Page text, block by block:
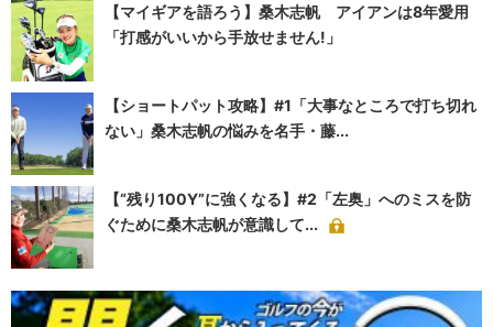
【マイギアを語ろう】桑木志帆 アイアンは8年愛用
「打感がいいから手放せません!」
【ショートパット攻略】#1「大事なところで打ち切れ
ない」桑木志帆の悩みを名手・藤...
【“残り100Y”に強くなる】#2「左奥」へのミスを防
ぐために桑木志帆が意識して...